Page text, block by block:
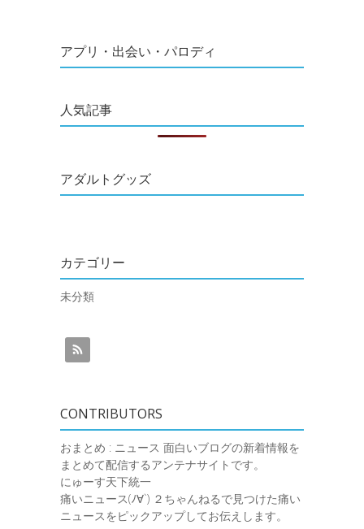
アプリ・出会い・パロディ
人気記事
アダルトグッズ
カテゴリー
未分類
CONTRIBUTORS
おまとめ : ニュース 面白いブログの新着情報を
まとめて配信するアンテナサイトです。
にゅーす天下統一
痛いニュース(ﾉ∀`) ２ちゃんねるで見つけた痛い
ニュースをピックアップしてお伝えします。